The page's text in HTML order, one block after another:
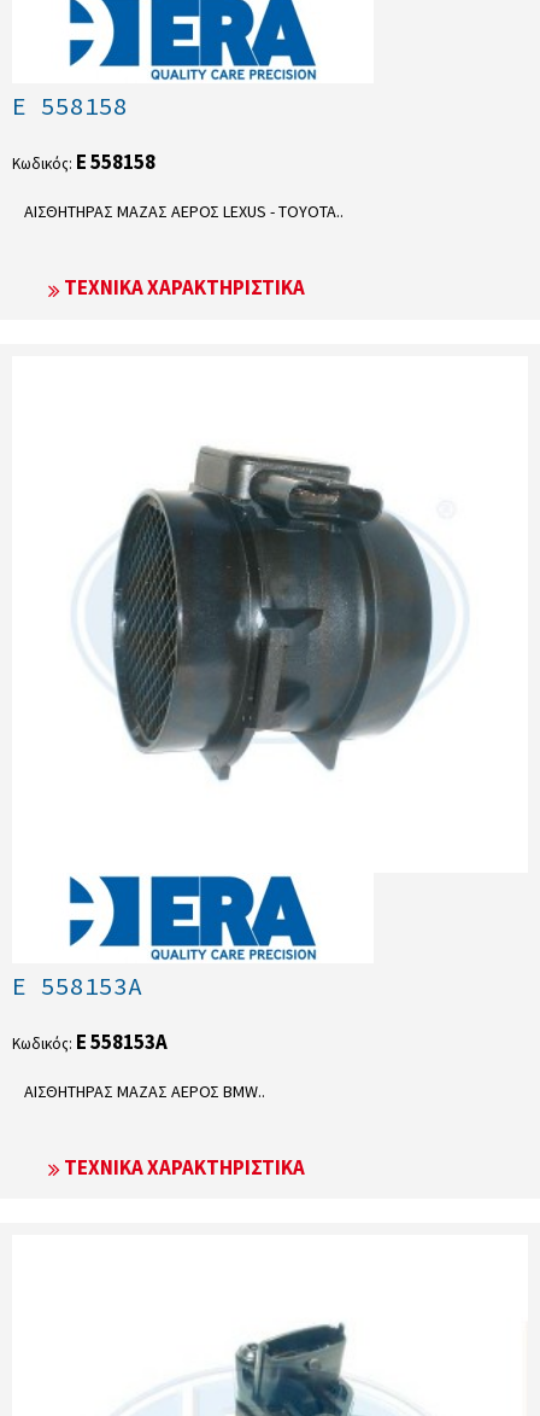
E 558158
Κωδικός: E 558158
ΑΙΣΘΗΤΗΡΑΣ ΜΑΖΑΣ ΑΕΡΟΣ LEXUS - TOYOTA..
ΤΕΧΝΙΚΆ ΧΑΡΑΚΤΗΡΙΣΤΙΚΆ
E 558153A
Κωδικός: E 558153A
ΑΙΣΘΗΤΗΡΑΣ ΜΑΖΑΣ ΑΕΡΟΣ BMW..
ΤΕΧΝΙΚΆ ΧΑΡΑΚΤΗΡΙΣΤΙΚΆ